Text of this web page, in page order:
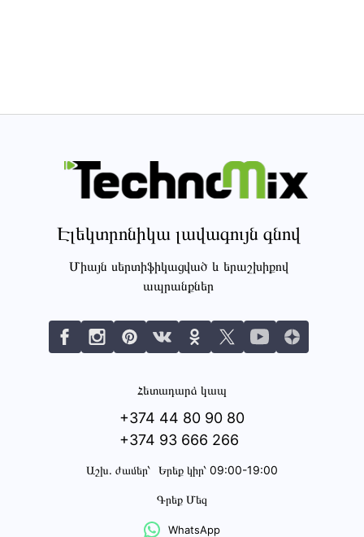
Էլեկտրոնիկա լավագույն գնով
Միայն սերտիֆիկացված և երաշխիքով
ապրանքներ
Հետադարձ կապ
+374 44 80 90 80
+374 93 666 266
Աշխ․ ժամեր՝ Երեք կիր՝ 09:00-19:00
Գրեք Մեզ
WhatsApp